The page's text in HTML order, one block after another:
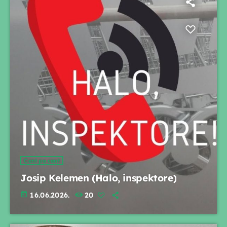
Cent po cent
Josip Kelemen (Halo, inspektore)
today 16.06.2026. 20